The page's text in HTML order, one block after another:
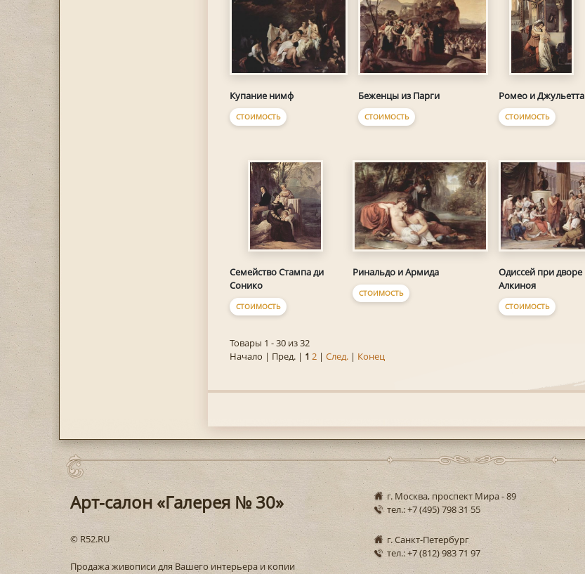
Купание нимф
СТОИМОСТЬ
Беженцы из Парги
СТОИМОСТЬ
Ромео и Джульетта
СТОИМОСТЬ
Семейство Стампа ди
Сонико
СТОИМОСТЬ
Ринальдо и Армида
СТОИМОСТЬ
Одиссей при дворе
Алкиноя
СТОИМОСТЬ
Товары 1 - 30 из 32
Начало | Пред. | 1 2| След.| Конец
Арт-салон «Галерея № 30»
© R52.RU
Продажа живописи для Вашего интерьера и копии
г. Москва, проспект Мира - 89
тел.: +7 (495) 798 31 55
г. Санкт-Петербург
тел.: +7 (812) 983 71 97